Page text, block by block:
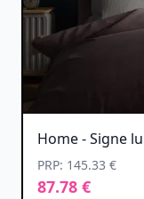
Home - Signe
PRP: 145.33 €
87.78 €